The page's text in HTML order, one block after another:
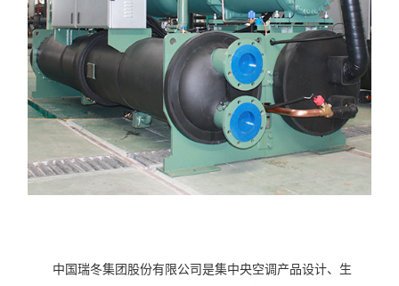
中国瑞冬集团股份有限公司是集中央空调产品设计、生